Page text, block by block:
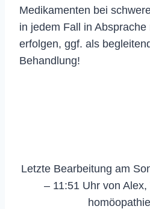
Medikamenten bei
in jedem Fall in
erfolgen, ggf. als
Behandlung!
Letzte Bearbeitung am
– 11:51 Uhr von